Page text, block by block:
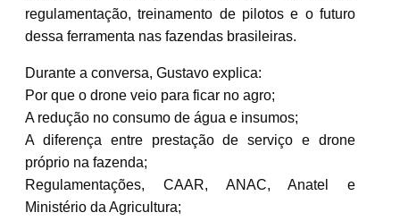
regulamentação, treinamento de pilotos e o futuro
dessa ferramenta nas fazendas brasileiras.
Durante a conversa, Gustavo explica:
Por que o drone veio para ficar no agro;
A redução no consumo de água e insumos;
A diferença entre prestação de serviço e drone
próprio na fazenda;
Regulamentações, CAAR, ANAC, Anatel e
Ministério da Agricultura;